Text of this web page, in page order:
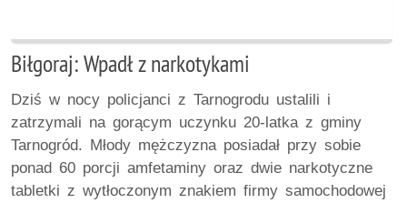
Biłgoraj: Wpadł z narkotykami
Dziś w nocy policjanci z Tarnogrodu ustalili i
zatrzymali na gorącym uczynku 20-latka z gminy
Tarnogród. Młody mężczyzna posiadał przy sobie
ponad 60 porcji amfetaminy oraz dwie narkotyczne
tabletki z wytłoczonym znakiem firmy samochodowej